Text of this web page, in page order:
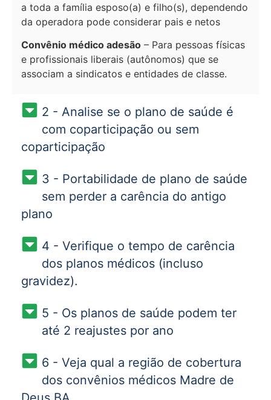
a toda a família esposo(a) e filho(s), dependendo
da operadora pode considerar pais e netos
Convênio médico adesão – Para pessoas físicas
e profissionais liberais (autônomos) que se
associam a sindicatos e entidades de classe.
2 - Analise se o plano de saúde é
com coparticipação ou sem
coparticipação
3 - Portabilidade de plano de saúde
sem perder a carência do antigo
plano
4 - Verifique o tempo de carência
dos planos médicos (incluso
gravidez).
5 - Os planos de saúde podem ter
até 2 reajustes por ano
6 - Veja qual a região de cobertura
dos convênios médicos Madre de